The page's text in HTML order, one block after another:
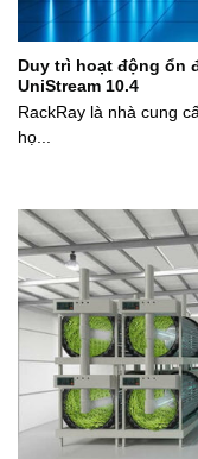
Duy trì hoạt động ổn
UniStream 10.4
RackRay là nhà cung
họ...